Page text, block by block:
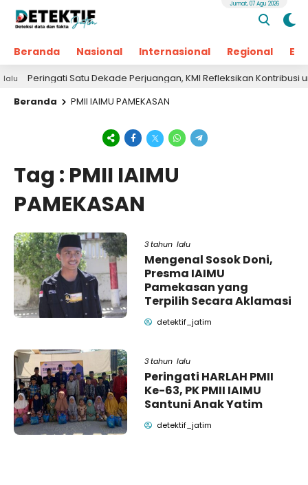
Beranda Nasional Internasional Regional
Jumat, 07 Agu 2026
Peringati Satu Dekade Perjuangan, KMI Refleksikan Kontribusi
Beranda
PMII IAIMU PAMEKASAN
Tag : PMII IAIMU
PAMEKASAN
3 tahun lalu
Mengenal Sosok Doni,
Presma IAIMU
Pamekasan yang
Terpilih Secara Aklamasi
detektif_jatim
3 tahun lalu
Peringati HARLAH PMII
Ke-63, PK PMII IAIMU
Santuni Anak Yatim
detektif_jatim